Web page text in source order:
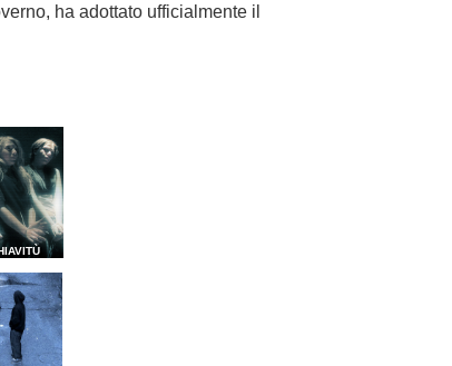
ha adottato ufficialmente il